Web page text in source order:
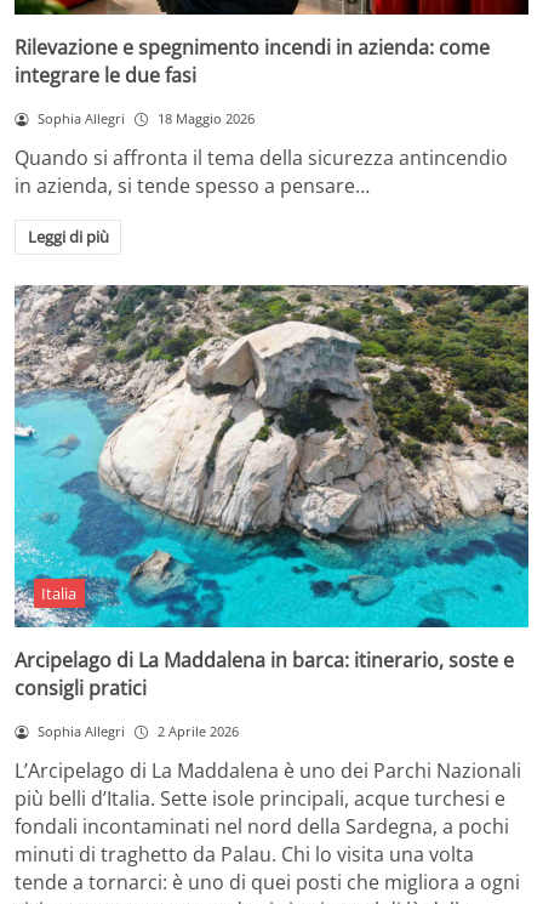
Rilevazione e spegnimento incendi in azienda: come
integrare le due fasi
Sophia Allegri 18 Maggio 2026
Quando si affronta il tema della sicurezza antincendio
in azienda, si tende spesso a pensare…
Leggi di più
Italia
Arcipelago di La Maddalena in barca: itinerario, soste e
consigli pratici
Sophia Allegri 2 Aprile 2026
L’Arcipelago di La Maddalena è uno dei Parchi Nazionali
più belli d’Italia. Sette isole principali, acque turchesi e
fondali incontaminati nel nord della Sardegna, a pochi
minuti di traghetto da Palau. Chi lo visita una volta
tende a tornarci: è uno di quei posti che migliora a ogni